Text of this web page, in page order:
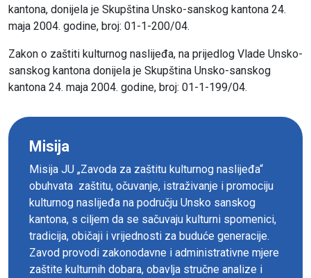
kantona, donijela je Skupština Unsko-sanskog kantona 24.
maja 2004. godine, broj: 01-1-200/04.
Zakon o zaštiti kulturnog naslijeđa, na prijedlog Vlade Unsko-
sanskog kantona donijela je Skupština Unsko-sanskog
kantona 24. maja 2004. godine, broj: 01-1-199/04.
Misija
Misija JU „Zavoda za zaštitu kulturnog naslijeđa“
obuhvata zaštitu, očuvanje, istraživanje i promociju
kulturnog naslijeđa na području Unsko sanskog
kantona, s ciljem da se sačuvaju kulturni spomenici,
tradicija, običaji i vrijednosti za buduće generacije.
Zavod provodi zakonodavne i administrativne mjere
zaštite kulturnih dobara, obavlja stručne analize i